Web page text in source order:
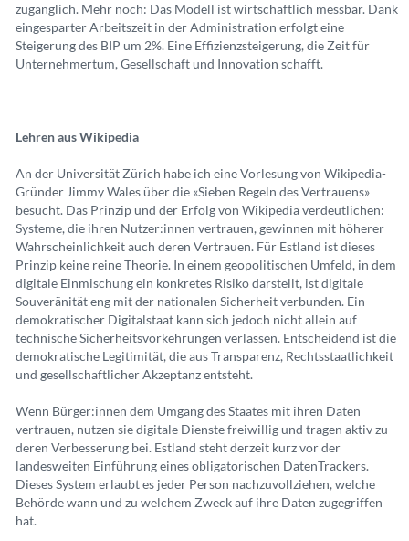
zugänglich. Mehr noch: Das Modell ist wirtschaftlich messbar. Dank
eingesparter Arbeitszeit in der Administration erfolgt eine
Steigerung des BIP um 2%. Eine Effizienzsteigerung, die Zeit für
Unternehmertum, Gesellschaft und Innovation schafft.
Lehren aus Wikipedia
An der Universität Zürich habe ich eine Vorlesung von Wikipedia-
Gründer Jimmy Wales über die «Sieben Regeln des Vertrauens»
besucht. Das Prinzip und der Erfolg von Wikipedia verdeutlichen:
Systeme, die ihren Nutzer:innen vertrauen, gewinnen mit höherer
Wahrscheinlichkeit auch deren Vertrauen. Für Estland ist dieses
Prinzip keine reine Theorie. In einem geopolitischen Umfeld, in dem
digitale Einmischung ein konkretes Risiko darstellt, ist digitale
Souveränität eng mit der nationalen Sicherheit verbunden. Ein
demokratischer Digitalstaat kann sich jedoch nicht allein auf
technische Sicherheitsvorkehrungen verlassen. Entscheidend ist die
demokratische Legitimität, die aus Transparenz, Rechtsstaatlichkeit
und gesellschaftlicher Akzeptanz entsteht.
Wenn Bürger:innen dem Umgang des Staates mit ihren Daten
vertrauen, nutzen sie digitale Dienste freiwillig und tragen aktiv zu
deren Verbesserung bei. Estland steht derzeit kurz vor der
landesweiten Einführung eines obligatorischen DatenTrackers.
Dieses System erlaubt es jeder Person nachzuvollziehen, welche
Behörde wann und zu welchem Zweck auf ihre Daten zugegriffen
hat.